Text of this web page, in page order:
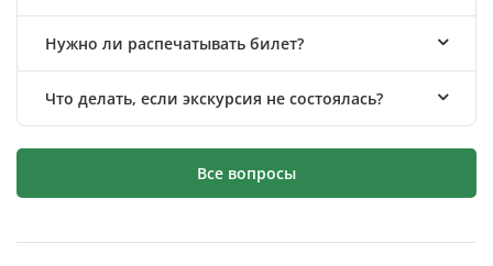
Нужно ли распечатывать билет?
Что делать, если экскурсия не состоялась?
Все вопросы